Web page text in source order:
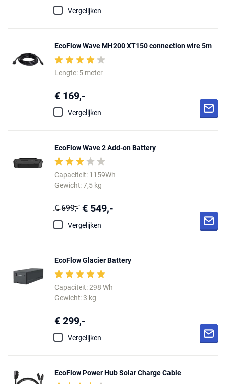
Vergelijken
EcoFlow Wave MH200 XT150 connection wire 5m
Lengte: 5 meter
€ 169,-
Vergelijken
EcoFlow Wave 2 Add-on Battery
Capaciteit: 1159Wh
Gewicht: 7,5 kg
€ 699,- € 549,-
Vergelijken
EcoFlow Glacier Battery
Capaciteit: 298 Wh
Gewicht: 3 kg
€ 299,-
Vergelijken
EcoFlow Power Hub Solar Charge Cable